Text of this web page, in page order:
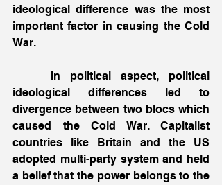
ideological difference was the most
important factor in causing the Cold
War.
ideological differences led to
divergence between two blocs which
caused the Cold War. Capitalist
countries like Britain and the US
adopted multi-party system and held
a belief that the power belongs to the